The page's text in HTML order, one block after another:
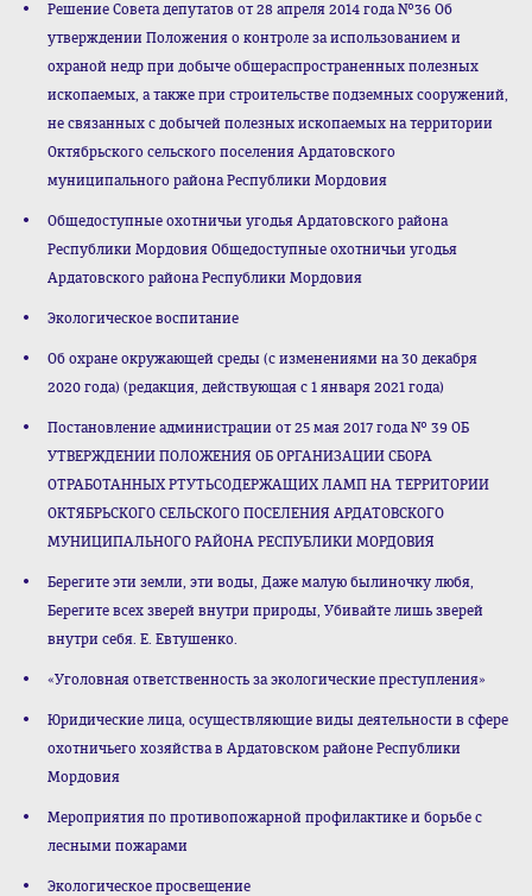
Решение Совета депутатов от 28 апреля 2014 года №36 Об
утверждении Положения о контроле за использованием и
охраной недр при добыче общераспространенных полезных
ископаемых, а также при строительстве подземных сооружений,
не связанных с добычей полезных ископаемых на территории
Октябрьского сельского поселения Ардатовского
муниципального района Республики Мордовия
Общедоступные охотничьи угодья Ардатовского района
Республики Мордовия Общедоступные охотничьи угодья
Ардатовского района Республики Мордовия
Экологическое воспитание
Об охране окружающей среды (с изменениями на 30 декабря
2020 года) (редакция, действующая с 1 января 2021 года)
Постановление администрации от 25 мая 2017 года № 39 ОБ
УТВЕРЖДЕНИИ ПОЛОЖЕНИЯ ОБ ОРГАНИЗАЦИИ СБОРА
ОТРАБОТАННЫХ РТУТЬСОДЕРЖАЩИХ ЛАМП НА ТЕРРИТОРИИ
ОКТЯБРЬСКОГО СЕЛЬСКОГО ПОСЕЛЕНИЯ АРДАТОВСКОГО
МУНИЦИПАЛЬНОГО РАЙОНА РЕСПУБЛИКИ МОРДОВИЯ
Беpегите эти земли, эти воды, Даже малую былиночку любя,
Беpегите всех звеpей внутpи пpиpоды, Убивайте лишь звеpей
внутpи себя. Е. Евтушенко.
«Уголовная ответственность за экологические преступления»
Юридические лица, осуществляющие виды деятельности в сфере
охотничьего хозяйства в Ардатовском районе Республики
Мордовия
Мероприятия по противопожарной профилактике и борьбе с
лесными пожарами
Экологическое просвещение